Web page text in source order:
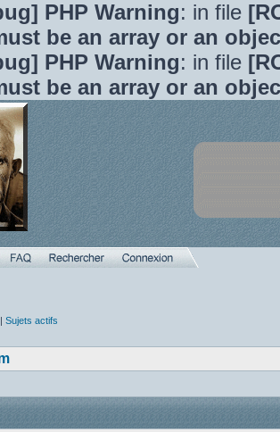
PHP Warning: in file
be an array or an
PHP Warning: in file
be an array or an
| Sujets actifs